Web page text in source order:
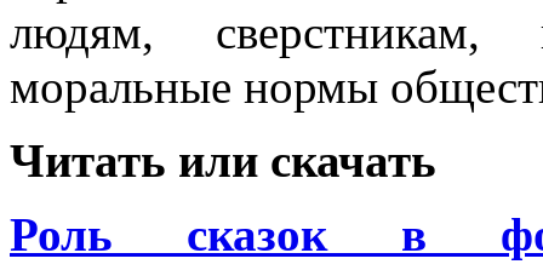
людям, сверстникам,
моральные нормы
Читать или скачать
Роль сказок в